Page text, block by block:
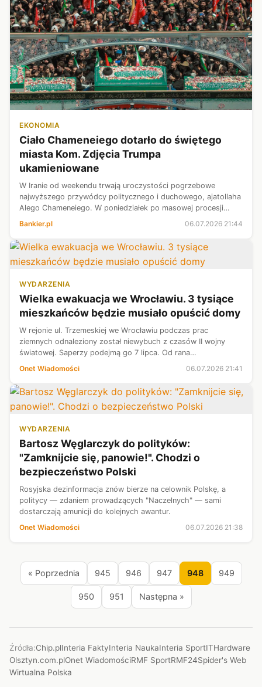
EKONOMIA
Ciało Chameneiego dotarło do świętego
miasta Kom. Zdjęcia Trumpa
ukamieniowane
W Iranie od weekendu trwają uroczystości pogrzebowe
najwyższego przywódcy politycznego i duchowego, ajatollaha
Alego Chameneiego. W poniedziałek po masowej procesji
amerykańsko-izraelskim ataku ducho...
Bankier.pl 06.07.2026 21:44
WYDARZENIA
Wielka ewakuacja we Wrocławiu. 3 tysiące
mieszkańców będzie musiało opuścić domy
W rejonie ul. Trzemeskiej we Wrocławiu podczas prac
ziemnych odnaleziony został niewybuch z czasów II wojny
światowej. Saperzy podejmą go 7 lipca. Od rana
przeprowadzana będzie ewakuacja mieszkańców — informuje
Onet Wiadomości 06.07.2026 21:41
WYDARZENIA
Bartosz Węglarczyk do polityków:
"Zamknijcie się, panowie!". Chodzi o
bezpieczeństwo Polski
Rosyjska dezinformacja znów bierze na celownik Polskę, a
politycy — zdaniem prowadzących "Naczelnych" — sami
dostarczają amunicji do kolejnych awantur.
Onet Wiadomości
06.07.2026 21:38
« Poprzednia 945 946 947 948 949
950 951 Następna »
Źródła:Chip.plInteria FaktyInteria NaukaInteria SportITHardware
Olsztyn.com.plOnet WiadomościRMF SportRMF24Spider's Web
Wirtualna Polska